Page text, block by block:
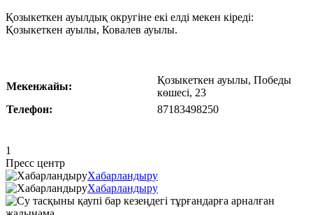
Қозыкеткен ауылдық округіне екі елді мекен кіреді:
Қозыкеткен ауылы, Ковалев ауылы.
Мекенжайы:
Қозыкеткен ауылы, Победы
көшесі, 23
Телефон:
87183498250
1
Пресс центр
Хабарландыру
Хабарландыру